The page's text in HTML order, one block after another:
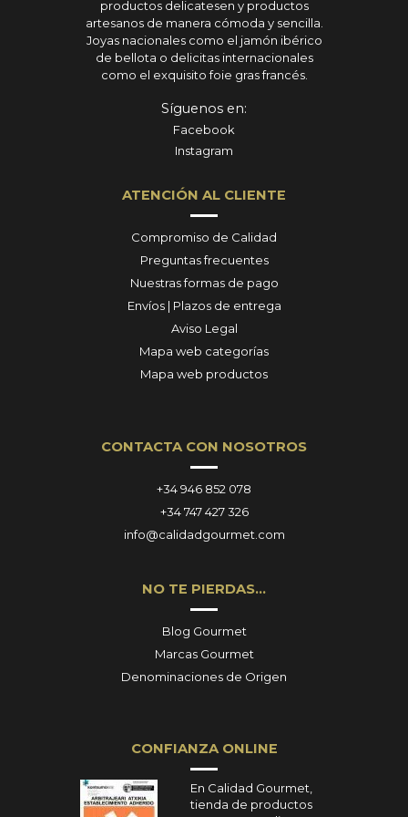
productos delicatesen y productos
artesanos de manera cómoda y sencilla.
Joyas nacionales como el jamón ibérico
de bellota o delicitas internacionales
como el exquisito foie gras francés.
Síguenos en:
Facebook
Instagram
ATENCIÓN AL CLIENTE
Compromiso de Calidad
Preguntas frecuentes
Nuestras formas de pago
Envíos | Plazos de entrega
Aviso Legal
Mapa web categorías
Mapa web productos
CONTACTA CON NOSOTROS
+34 946 852 078
+34 747 427 326
info@calidadgourmet.com
NO TE PIERDAS…
Blog Gourmet
Marcas Gourmet
Denominaciones de Origen
CONFIANZA ONLINE
En Calidad Gourmet,
tienda de productos